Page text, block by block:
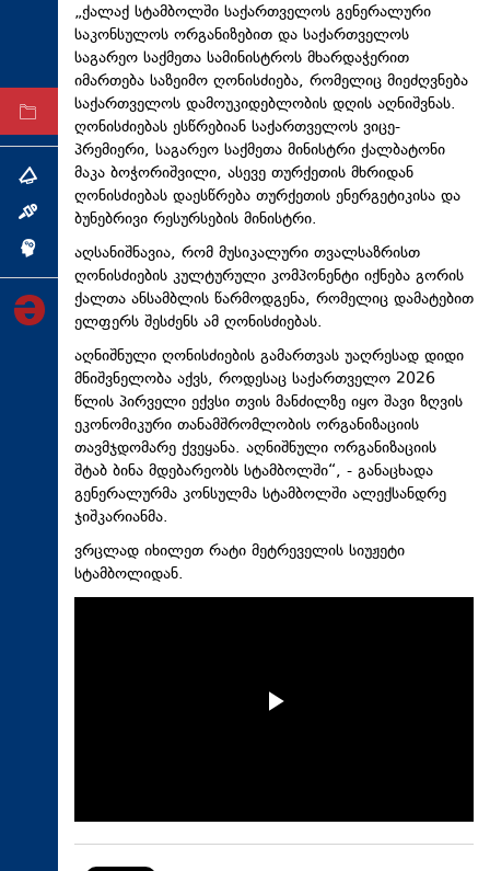
ტაბლოიდი
თემა
ინტერვიუ
ინქვიზიცია
„ქალაქ სტამბოლში საქართველოს გენერალური
საკონსულოს ორგანიზებით და საქართველოს
საგარეო საქმეთა სამინისტროს მხარდაჭერით
იმართება საზეიმო ღონისძიება, რომელიც მიეძღვნება
საქართველოს დამოუკიდებლობის დღის აღნიშვნას.
ღონისძიებას ესწრებიან საქართველოს ვიცე-
პრემიერი, საგარეო საქმეთა მინისტრი ქალბატონი
მაკა ბოჭორიშვილი, ასევე თურქეთის მხრიდან
ღონისძიებას დაესწრება თურქეთის ენერგეტიკისა და
ბუნებრივი რესურსების მინისტრი.
აღსანიშნავია, რომ მუსიკალური თვალსაზრისთ
ღონისძიების კულტურული კომპონენტი იქნება გორის
ქალთა ანსამბლის წარმოდგენა, რომელიც დამატებით
ელფერს შესძენს ამ ღონისძიებას.
აღნიშნული ღონისძიების გამართვას უაღრესად დიდი
მნიშვნელობა აქვს, როდესაც საქართველო 2026
წლის პირველი ექვსი თვის მანძილზე იყო შავი ზღვის
ეკონომიკური თანამშრომლობის ორგანიზაციის
თავმჯდომარე ქვეყანა. აღნიშნული ორგანიზაციის
შტაბ ბინა მდებარეობს სტამბოლში“, - განაცხადა
გენერალურმა კონსულმა სტამბოლში ალექსანდრე
ჯიშკარიანმა.
ვრცლად იხილეთ რატი მეტრეველის სიუჟეტი
სტამბოლიდან.